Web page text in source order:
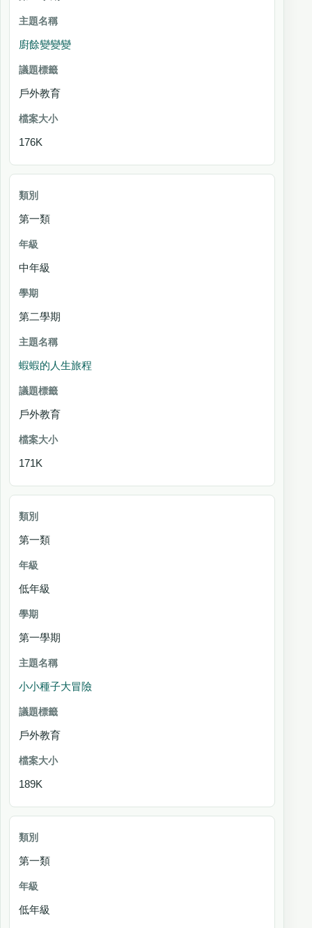
廚餘變變變
戶外教育
176K
第一類
中年級
第二學期
蝦蝦的人生旅程
戶外教育
171K
第一類
低年級
第一學期
小小種子大冒險
戶外教育
189K
第一類
低年級